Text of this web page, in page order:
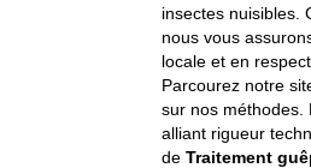
insectes nuisibles.
nous vous
locale et en
Parcourez notre
sur nos méthodes.
alliant rigueur
deTraitement